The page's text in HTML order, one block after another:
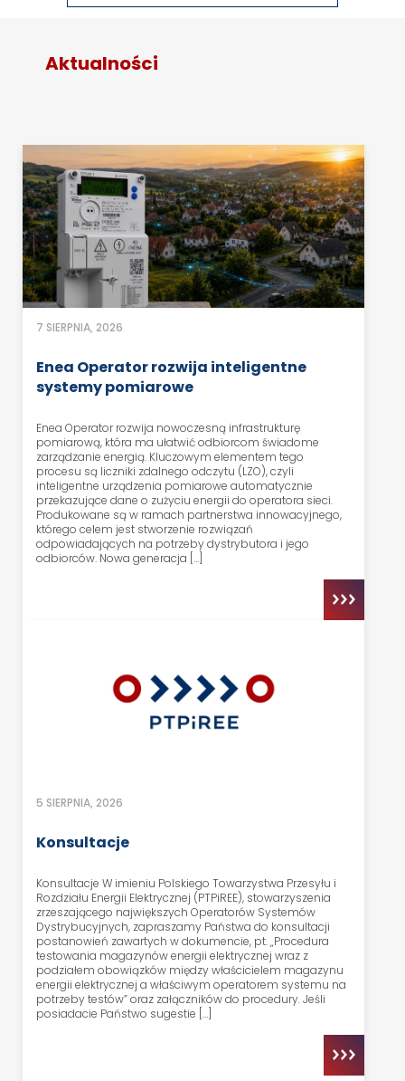
Aktualności
7 SIERPNIA, 2026
Enea Operator rozwija inteligentne
systemy pomiarowe
Enea Operator rozwija nowoczesną infrastrukturę
pomiarową, która ma ułatwić odbiorcom świadome
zarządzanie energią. Kluczowym elementem tego
procesu są liczniki zdalnego odczytu (LZO), czyli
inteligentne urządzenia pomiarowe automatycznie
przekazujące dane o zużyciu energii do operatora sieci.
Produkowane są w ramach partnerstwa innowacyjnego,
którego celem jest stworzenie rozwiązań
odpowiadających na potrzeby dystrybutora i jego
odbiorców. Nowa generacja […]
5 SIERPNIA, 2026
Konsultacje
Konsultacje W imieniu Polskiego Towarzystwa Przesyłu i
Rozdziału Energii Elektrycznej (PTPiREE), stowarzyszenia
zrzeszającego największych Operatorów Systemów
Dystrybucyjnych, zapraszamy Państwa do konsultacji
postanowień zawartych w dokumencie, pt. „Procedura
testowania magazynów energii elektrycznej wraz z
podziałem obowiązków między właścicielem magazynu
energii elektrycznej a właściwym operatorem systemu na
potrzeby testów” oraz załączników do procedury. Jeśli
posiadacie Państwo sugestie […]